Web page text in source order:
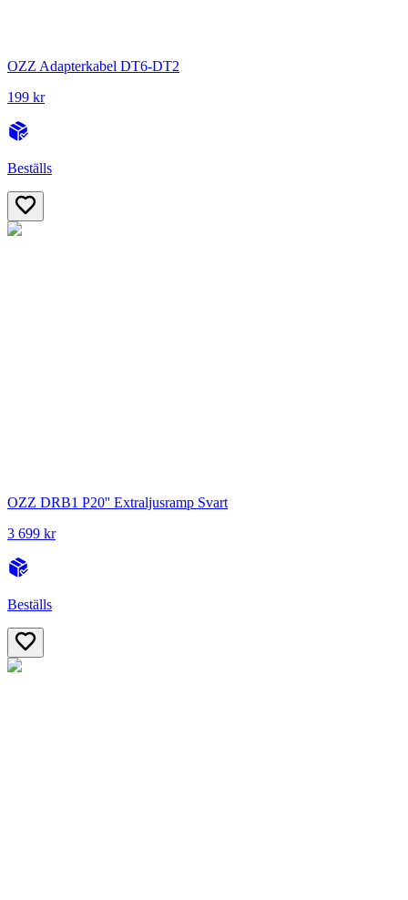
OZZ Adapterkabel DT6-DT2
199 kr
Beställs
OZZ DRB1 P20'' Extraljusramp Svart
3 699 kr
Beställs